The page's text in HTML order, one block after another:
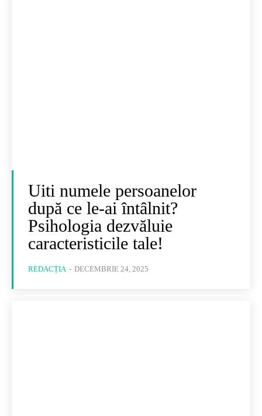
Uiti numele persoanelor
după ce le-ai întâlnit?
Psihologia dezvăluie
caracteristicile tale!
REDACȚIA - DECEMBRIE 24, 2025